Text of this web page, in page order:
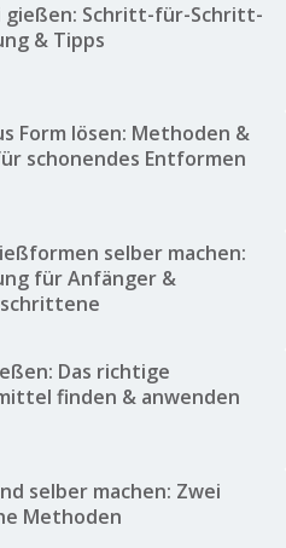
gießen: Schritt-für-Schritt-
& Tipps
Form lösen: Methoden &
schonendes Entformen
selber machen:
für Anfänger &
Das richtige
finden & anwenden
selber machen: Zwei
Methoden